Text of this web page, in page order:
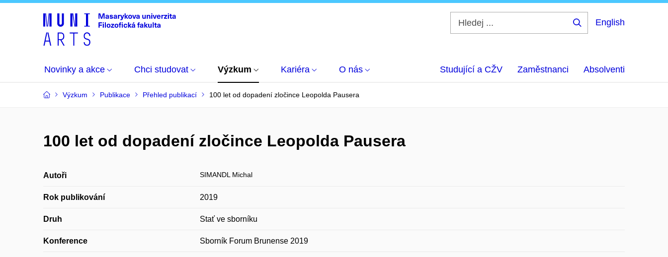
English
Novinky a akce Chci studovat Výzkum Kariéra O nás Studující a CŽV Zaměstnanci Absolventi
Výzkum Publikace Přehled publikací 100 let od dopadení zločince Leopolda Pausera
100 let od dopadení zločince Leopolda Pausera
Autoři SIMANDL Michal
Rok publikování 2019
Druh Stať ve sborníku
Konference Sborník Forum Brunense 2019